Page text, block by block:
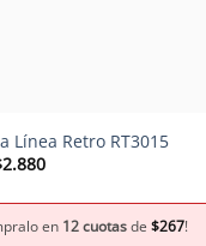
Línea Retro RT3015
2.880El
$2.880.
en 12 cuotasde $267!